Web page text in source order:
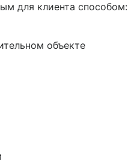
для клиента способом:
объекте